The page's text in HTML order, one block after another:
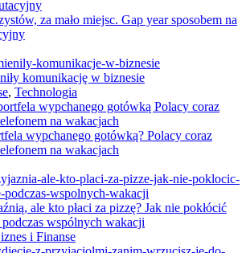
za mało miejsc. Gap year sposobem na
komunikację w biznesie
, Technologia
wypchanego gotówką? Polacy coraz
na wakacjach
ale kto płaci za pizzę? Jak nie pokłócić
podczas wspólnych wakacji
i Finanse